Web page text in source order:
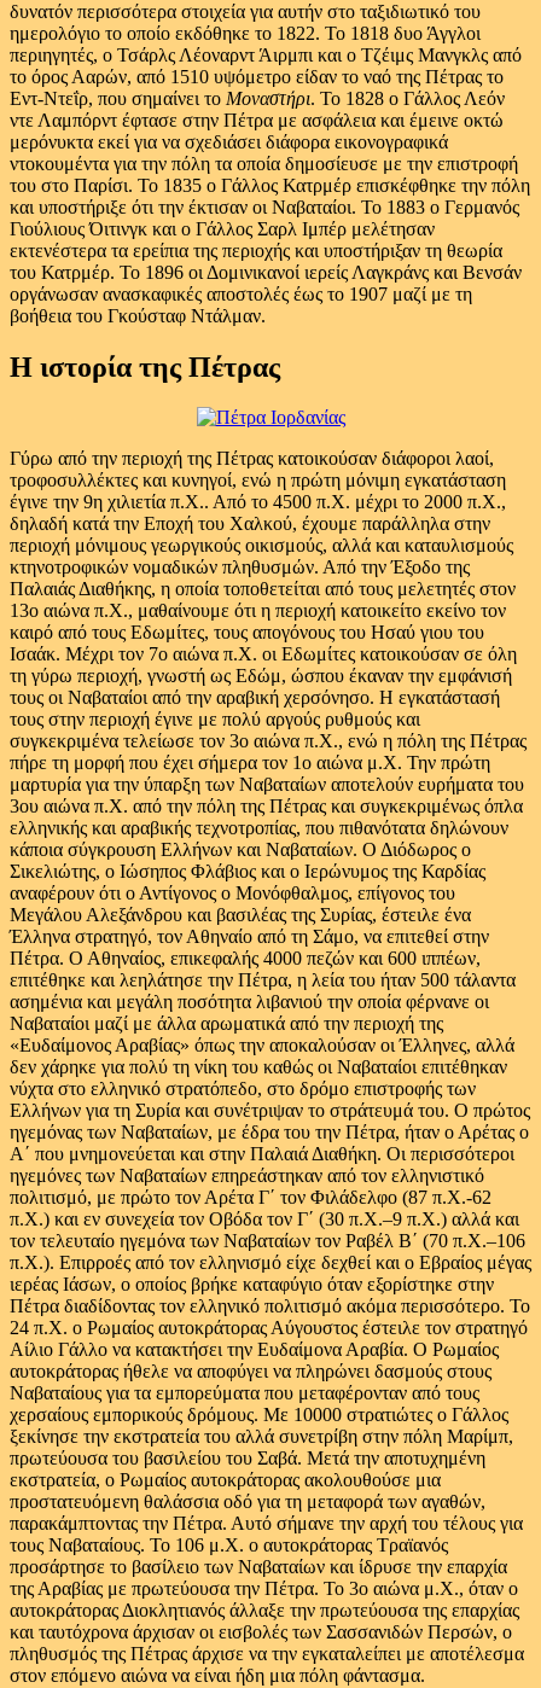
δυνατόν περισσότερα στοιχεία για αυτήν στο ταξιδιωτικό του
ημερολόγιο το οποίο εκδόθηκε το 1822. Το 1818 δυο Άγγλοι
περιηγητές, ο Τσάρλς Λέοναρντ Άιρμπι και ο Τζέιμς Μανγκλς από
το όρος Ααρών, από 1510 υψόμετρο είδαν το ναό της Πέτρας το
Εντ-Ντεΐρ, που σημαίνει το Μοναστήρι. Το 1828 ο Γάλλος Λεόν
ντε Λαμπόρντ έφτασε στην Πέτρα με ασφάλεια και έμεινε οκτώ
μερόνυκτα εκεί για να σχεδιάσει διάφορα εικονογραφικά
ντοκουμέντα για την πόλη τα οποία δημοσίευσε με την επιστροφή
του στο Παρίσι. Το 1835 ο Γάλλος Κατρμέρ επισκέφθηκε την πόλη
και υποστήριξε ότι την έκτισαν οι Ναβαταίοι. Το 1883 ο Γερμανός
Γιούλιους Όιτινγκ και ο Γάλλος Σαρλ Ιμπέρ μελέτησαν
εκτενέστερα τα ερείπια της περιοχής και υποστήριξαν τη θεωρία
του Κατρμέρ. Το 1896 οι Δομινικανοί ιερείς Λαγκράνς και Βενσάν
οργάνωσαν ανασκαφικές αποστολές έως το 1907 μαζί με τη
βοήθεια του Γκούσταφ Ντάλμαν.
Η ιστορία της Πέτρας
Γύρω από την περιοχή της Πέτρας κατοικούσαν διάφοροι λαοί,
τροφοσυλλέκτες και κυνηγοί, ενώ η πρώτη μόνιμη εγκατάσταση
έγινε την 9η χιλιετία π.Χ.. Από το 4500 π.Χ. μέχρι το 2000 π.Χ.,
δηλαδή κατά την Εποχή του Χαλκού, έχουμε παράλληλα στην
περιοχή μόνιμους γεωργικούς οικισμούς, αλλά και καταυλισμούς
κτηνοτροφικών νομαδικών πληθυσμών. Από την Έξοδο της
Παλαιάς Διαθήκης, η οποία τοποθετείται από τους μελετητές στον
13ο αιώνα π.Χ., μαθαίνουμε ότι η περιοχή κατοικείτο εκείνο τον
καιρό από τους Εδωμίτες, τους απογόνους του Ησαύ γιου του
Ισαάκ. Μέχρι τον 7ο αιώνα π.Χ. οι Εδωμίτες κατοικούσαν σε όλη
τη γύρω περιοχή, γνωστή ως Εδώμ, ώσπου έκαναν την εμφάνισή
τους οι Ναβαταίοι από την αραβική χερσόνησο. Η εγκατάστασή
τους στην περιοχή έγινε με πολύ αργούς ρυθμούς και
συγκεκριμένα τελείωσε τον 3ο αιώνα π.Χ., ενώ η πόλη της Πέτρας
πήρε τη μορφή που έχει σήμερα τον 1ο αιώνα μ.Χ. Την πρώτη
μαρτυρία για την ύπαρξη των Ναβαταίων αποτελούν ευρήματα του
3ου αιώνα π.Χ. από την πόλη της Πέτρας και συγκεκριμένως όπλα
ελληνικής και αραβικής τεχνοτροπίας, που πιθανότατα δηλώνουν
κάποια σύγκρουση Ελλήνων και Ναβαταίων. Ο Διόδωρος ο
Σικελιώτης, ο Ιώσηπος Φλάβιος και ο Ιερώνυμος της Καρδίας
αναφέρουν ότι ο Αντίγονος ο Μονόφθαλμος, επίγονος του
Μεγάλου Αλεξάνδρου και βασιλέας της Συρίας, έστειλε ένα
Έλληνα στρατηγό, τον Αθηναίο από τη Σάμο, να επιτεθεί στην
Πέτρα. Ο Αθηναίος, επικεφαλής 4000 πεζών και 600 ιππέων,
επιτέθηκε και λεηλάτησε την Πέτρα, η λεία του ήταν 500 τάλαντα
ασημένια και μεγάλη ποσότητα λιβανιού την οποία φέρνανε οι
Ναβαταίοι μαζί με άλλα αρωματικά από την περιοχή της
«Ευδαίμονος Αραβίας» όπως την αποκαλούσαν οι Έλληνες, αλλά
δεν χάρηκε για πολύ τη νίκη του καθώς οι Ναβαταίοι επιτέθηκαν
νύχτα στο ελληνικό στρατόπεδο, στο δρόμο επιστροφής των
Ελλήνων για τη Συρία και συνέτριψαν το στράτευμά του. Ο πρώτος
ηγεμόνας των Ναβαταίων, με έδρα του την Πέτρα, ήταν ο Αρέτας ο
Α΄ που μνημονεύεται και στην Παλαιά Διαθήκη. Οι περισσότεροι
ηγεμόνες των Ναβαταίων επηρεάστηκαν από τον ελληνιστικό
πολιτισμό, με πρώτο τον Αρέτα Γ΄ τον Φιλάδελφο (87 π.Χ.-62
π.Χ.) και εν συνεχεία τον Οβόδα τον Γ΄ (30 π.Χ.–9 π.Χ.) αλλά και
τον τελευταίο ηγεμόνα των Ναβαταίων τον Ραβέλ Β΄ (70 π.Χ.–106
π.Χ.). Επιρροές από τον ελληνισμό είχε δεχθεί και ο Εβραίος μέγας
ιερέας Ιάσων, ο οποίος βρήκε καταφύγιο όταν εξορίστηκε στην
Πέτρα διαδίδοντας τον ελληνικό πολιτισμό ακόμα περισσότερο. Το
24 π.Χ. ο Ρωμαίος αυτοκράτορας Αύγουστος έστειλε τον στρατηγό
Αίλιο Γάλλο να κατακτήσει την Ευδαίμονα Αραβία. Ο Ρωμαίος
αυτοκράτορας ήθελε να αποφύγει να πληρώνει δασμούς στους
Ναβαταίους για τα εμπορεύματα που μεταφέρονταν από τους
χερσαίους εμπορικούς δρόμους. Με 10000 στρατιώτες ο Γάλλος
ξεκίνησε την εκστρατεία του αλλά συνετρίβη στην πόλη Μαρίμπ,
πρωτεύουσα του βασιλείου του Σαβά. Μετά την αποτυχημένη
εκστρατεία, ο Ρωμαίος αυτοκράτορας ακολουθούσε μια
προστατευόμενη θαλάσσια οδό για τη μεταφορά των αγαθών,
παρακάμπτοντας την Πέτρα. Αυτό σήμανε την αρχή του τέλους για
τους Ναβαταίους. Το 106 μ.Χ. ο αυτοκράτορας Τραϊανός
προσάρτησε το βασίλειο των Ναβαταίων και ίδρυσε την επαρχία
της Αραβίας με πρωτεύουσα την Πέτρα. Το 3ο αιώνα μ.Χ., όταν ο
αυτοκράτορας Διοκλητιανός άλλαξε την πρωτεύουσα της επαρχίας
και ταυτόχρονα άρχισαν οι εισβολές των Σασσανιδών Περσών, ο
πληθυσμός της Πέτρας άρχισε να την εγκαταλείπει με αποτέλεσμα
στον επόμενο αιώνα να είναι ήδη μια πόλη φάντασμα.